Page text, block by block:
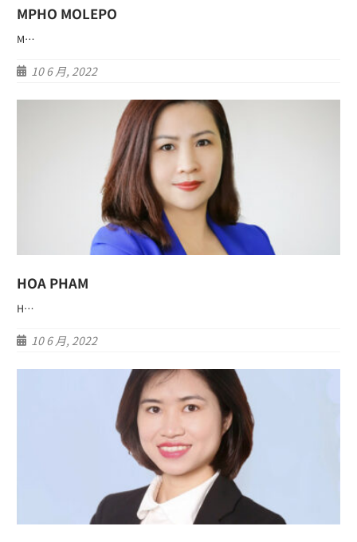
MPHO MOLEPO
M…
10 6 月, 2022
HOA PHAM
H…
10 6 月, 2022